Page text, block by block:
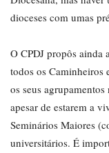
dioceses com umas
O CPDJ propôs ainda
todos os Caminheiros
os seus
apesar de estarem a
Seminários Maiores
universitários. É